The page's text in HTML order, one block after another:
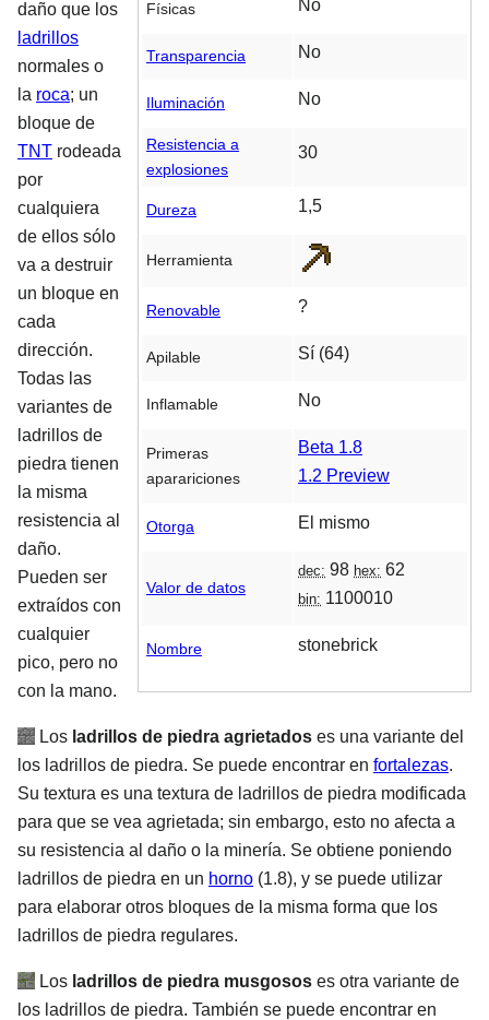
Físicas No
Transparencia No
Iluminación No
Resistencia a
explosiones
30
Dureza 1,5
Herramienta
Renovable ?
Apilable Sí (64)
Inflamable No
Primeras
aparariciones
Beta 1.8
1.2 Preview
Otorga El mismo
Valor de datos
dec: 98 hex: 62
bin: 1100010
Nombre stonebrick
daño que los
ladrillos
normales o
la roca; un
bloque de
TNT rodeada
por
cualquiera
de ellos sólo
va a destruir
un bloque en
cada
dirección.
Todas las
variantes de
ladrillos de
piedra tienen
la misma
resistencia al
daño.
Pueden ser
extraídos con
cualquier
pico, pero no
con la mano.
Los ladrillos de piedra agrietados es una variante del
los ladrillos de piedra. Se puede encontrar en fortalezas.
Su textura es una textura de ladrillos de piedra modificada
para que se vea agrietada; sin embargo, esto no afecta a
su resistencia al daño o la minería. Se obtiene poniendo
ladrillos de piedra en un horno (1.8), y se puede utilizar
para elaborar otros bloques de la misma forma que los
ladrillos de piedra regulares.
Los ladrillos de piedra musgosos es otra variante de
los ladrillos de piedra. También se puede encontrar en